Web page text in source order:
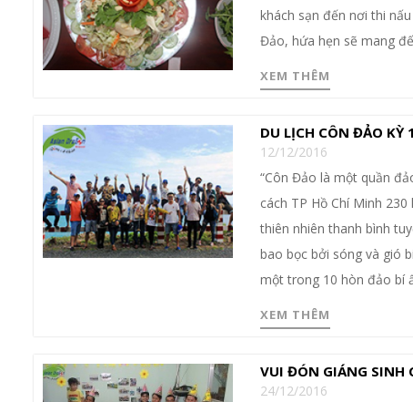
khách sạn đến nơi thi
Đảo, hứa hẹn sẽ mang
XEM THÊM
DU LỊCH CÔN ĐẢO
12/12/2016
“Côn Đảo là một quần
cách TP Hồ Chí Minh
thiên nhiên thanh bình
bao bọc bởi sóng và gió
một trong 10 hòn đảo bí
XEM THÊM
VUI ĐÓN GIÁNG SINH
24/12/2016